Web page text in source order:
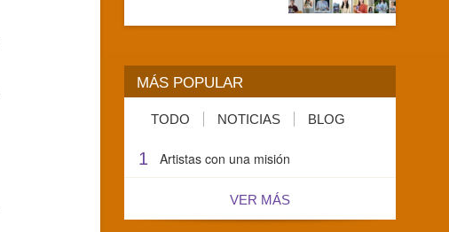
MÁS POPULAR
TODO NOTICIAS BLOG
1 Artistas con una misión
VER MÁS